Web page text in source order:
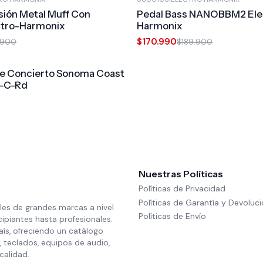
Metal Muff Con
Harmonix
Pedal Bass NANOBBM2
Harmonix
$170.990$189.900
Concierto Sonoma Coast
C-Rd
de grandes marcas a nivel
hasta profesionales.
ofreciendo un catálogo
equipos de audio,
Nuestras Políticas
Políticas de Privacidad
Políticas de Garantía y
Políticas de Envío